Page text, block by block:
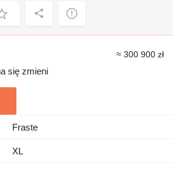
≈ 300 900 zł
się zmieni
Fraste
XL